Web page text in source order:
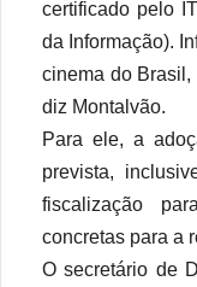
certificado pelo
da Informação).
cinema do Brasil,
diz Montalvão.
Para ele, a
prevista,
fiscalização
concretas para a
O secretário de